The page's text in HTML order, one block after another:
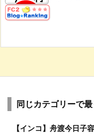
同じカテゴリーで
【インコ】舟渡今日